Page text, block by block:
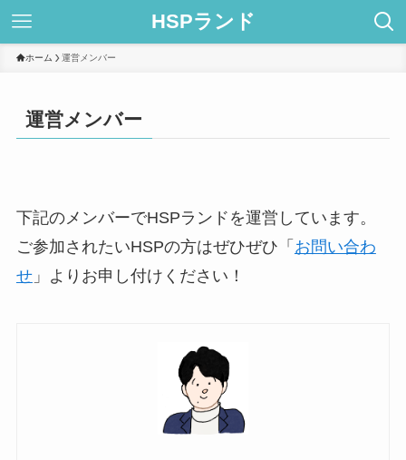
HSPランド
ホーム 運営メンバー
運営メンバー
下記のメンバーでHSPランドを運営しています。
ご参加されたいHSPの方はぜひぜひ「 お問い合わ
せ」よりお申し付けください！